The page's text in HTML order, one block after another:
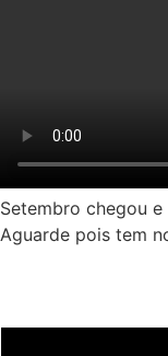
Setembro chegou
Aguarde pois tem